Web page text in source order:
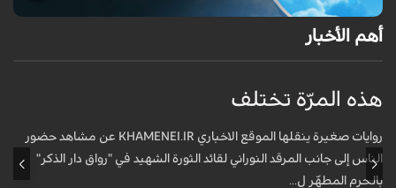
أهم الأخبار
هذه المرّة تختلف
روايات صغيرة ينقلها الموقع الاخباري KHAMENEI.IR عن مشاهد حضور
الناس إلى جانب المرقد النوراني لقائد الثورة الشهيد في "رواق دار الذكر"
بالحرم المطهّر ل...